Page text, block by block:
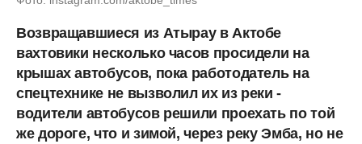
Возвращавшиеся из Атырау в Актобе
вахтовики несколько часов просидели на
крышах автобусов, пока работодатель на
спецтехнике не вызволил их из реки -
водители автобусов решили проехать по той
же дороге, что и зимой, через реку Эмба, но не